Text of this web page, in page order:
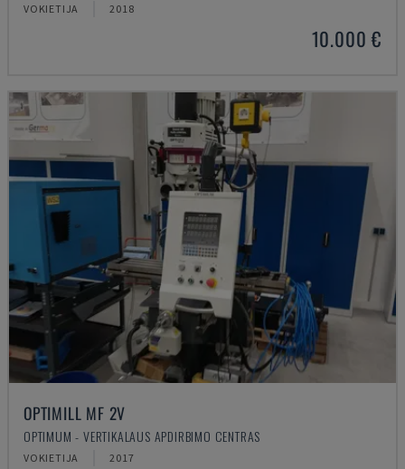
VOKIETIJA 2018
10.000 €
OPTIMILL MF 2V
OPTIMUM - VERTIKALAUS APDIRBIMO CENTRAS
VOKIETIJA 2017